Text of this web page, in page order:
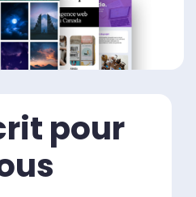
pour